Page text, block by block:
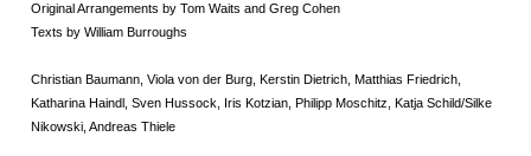
Original Arrangements by Tom Waits and Greg Cohen
Texts by William Burroughs
Christian Baumann, Viola von der Burg, Kerstin Dietrich, Matthias Friedrich,
Katharina Haindl, Sven Hussock, Iris Kotzian, Philipp Moschitz, Katja Schild/Silke
Nikowski, Andreas Thiele